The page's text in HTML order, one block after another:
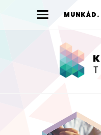
MUNKÁD.